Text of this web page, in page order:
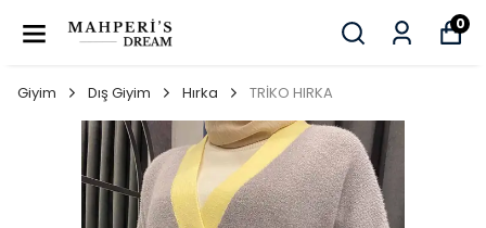
0
Giyim Dış Giyim Hırka TRİKO HIRKA